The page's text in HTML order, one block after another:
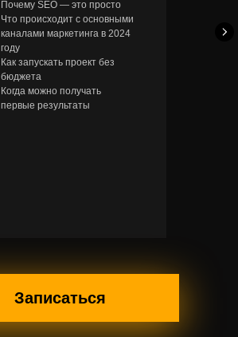
Почему SEO — это просто
Что происходит с основными
каналами маркетинга в 2024
году
Как запускать проект без
бюджета
Когда можно получать
первые результаты
Записаться